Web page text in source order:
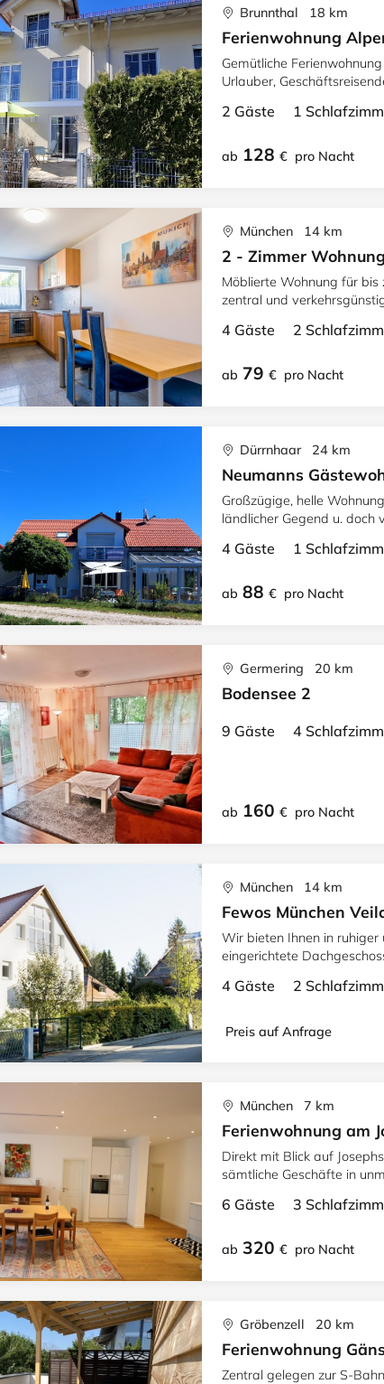
Brunnthal 18 km
Ferienwohnung
Gemütliche
Urlauber,
2 Gäste 1
ab 128 € pro Nacht
München 14 km
2 - Zimmer
Möblierte Wohnung für bis
zentral und
4 Gäste 2
ab 79 € pro Nacht
Dürrnhaar 24 km
Neumanns
Großzügige, helle
ländlicher Gegend u. doch
4 Gäste 1
ab 88 € pro Nacht
Germering 20 km
Bodensee 2
9 Gäste 4
ab 160 € pro Nacht
München 14 km
Fewos München
Wir bieten Ihnen in
eingerichtete
4 Gäste 2
Preis auf Anfrage
München 7 km
Ferienwohnung am
Direkt mit Blick auf
sämtliche Geschäfte in
6 Gäste 3
ab 320 € pro Nacht
Gröbenzell 20 km
Ferienwohnung
Zentral gelegen zur S-